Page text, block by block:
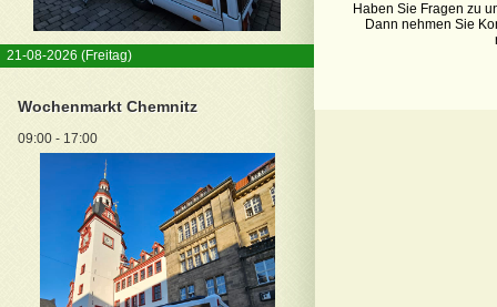
Haben Sie Fragen zu
Dann nehmen Sie
21-08-2026 (Freitag)
Wochenmarkt Chemnitz
09:00 - 17:00